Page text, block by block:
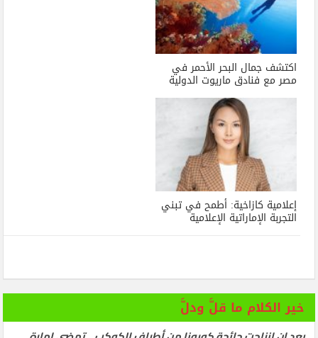
اكتشف جمال البحر الأحمر في
مصر مع فنادق ماريوت الدولية
إعلامية كازاخية: أطمح في تبني
التجربة الإماراتية الإعلامية
خير الكلام ما قلَّ ودلَّ